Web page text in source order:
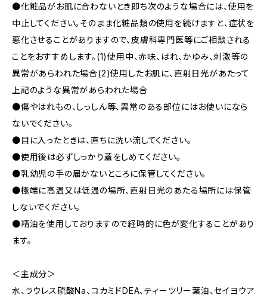
●化粧品がお肌に合わないとき即ち次のような場合には、使用を
中止してください。そのまま化粧品類の使用を続けますと、症状を
悪化させることがありますので、皮膚科専門医等にご相談される
ことをおすすめします。(1)使用中、赤味、はれ、かゆみ、刺激等の
異常があらわれた場合(2)使用したお肌に、直射日光があたって
上記のような異常があらわれた場合
●傷やはれもの、しっしん等、異常のある部位にはお使いになら
ないでください。
●目に入ったときは、直ちに洗い流してください。
●使用後は必ずしっかり蓋をしめてください。
●乳幼児の手の届かないところに保管してください。
●極端に高温又は低温の場所、直射日光のあたる場所には保管
しないでください。
●精油を使用しておりますので経時的に色が変化することがあり
ます。
＜主成分＞
水、ラウレス硫酸Na、コカミドDEA、ティーツリー葉油、セイヨウア